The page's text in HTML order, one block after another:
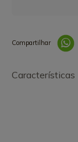
Compartilhar
Características